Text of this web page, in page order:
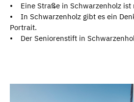
• Eine Straße in Schwarzenholz ist
• In Schwarzenholz gibt es ein
Portrait.
• Der Seniorenstift in